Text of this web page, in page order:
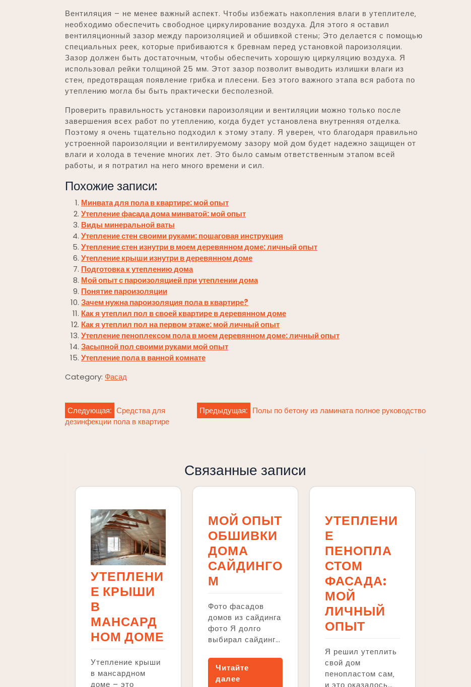
Вентиляция – не менее важный аспект. Чтобы избежать накопления влаги в утеплителе‚
необходимо обеспечить свободное циркулирование воздуха. Для этого я оставил
вентиляционный зазор между пароизоляцией и обшивкой стены; Это делается с помощью
специальных реек‚ которые прибиваются к бревнам перед установкой пароизоляции.
Зазор должен быть достаточным‚ чтобы обеспечить хорошую циркуляцию воздуха. Я
использовал рейки толщиной 25 мм. Этот зазор позволит выводить излишки влаги из
стен‚ предотвращая появление грибка и плесени. Без этого важного этапа вся работа по
утеплению могла бы быть практически бесполезной.
Проверить правильность установки пароизоляции и вентиляции можно только после
завершения всех работ по утеплению‚ когда будет установлена внутренняя отделка.
Поэтому я очень тщательно подходил к этому этапу. Я уверен‚ что благодаря правильно
устроенной пароизоляции и вентилируемому зазору мой дом будет надежно защищен от
влаги и холода в течение многих лет. Это было самым ответственным этапом всей
работы‚ и я потратил на него много времени и сил.
Похожие записи:
Минвата для пола в квартире: мой опыт
Утепление фасада дома минватой: мой опыт
Виды минеральной ваты
Утепление стен своими руками: пошаговая инструкция
Утепление стен изнутри в моем деревянном доме: личный опыт
Утепление крыши изнутри в деревянном доме
Подготовка к утеплению дома
Мой опыт с пароизоляцией при утеплении дома
Понятие пароизоляции
Зачем нужна пароизоляция пола в квартире?
Как я утеплил пол в своей квартире в деревянном доме
Как я утеплил пол на первом этаже: мой личный опыт
Утепление пеноплексом пола в моем деревянном доме: личный опыт
Засыпной пол своими руками мой опыт
Утепление пола в ванной комнате
Category: Фасад
Навигация
по
Предыдущая: Полы по бетону из ламината полное руководство
Следующая: Средства для
дезинфекции пола в квартире
Связанные записи
УТЕПЛЕНИ
Е КРЫШИ
В
МАНСАРД
НОМ ДОМЕ
Утепление крыши
в мансардном
доме – это
МОЙ ОПЫТ
ОБШИВКИ
ДОМА
САЙДИНГО
М
Фото фасадов
домов из сайдинга
фото Я долго
выбирал сайдинг…
Читайте
далее
УТЕПЛЕНИ
Е
ПЕНОПЛА
СТОМ
ФАСАДА:
МОЙ
ЛИЧНЫЙ
ОПЫТ
Я решил утеплить
свой дом
пенопластом сам‚
и это оказалось…